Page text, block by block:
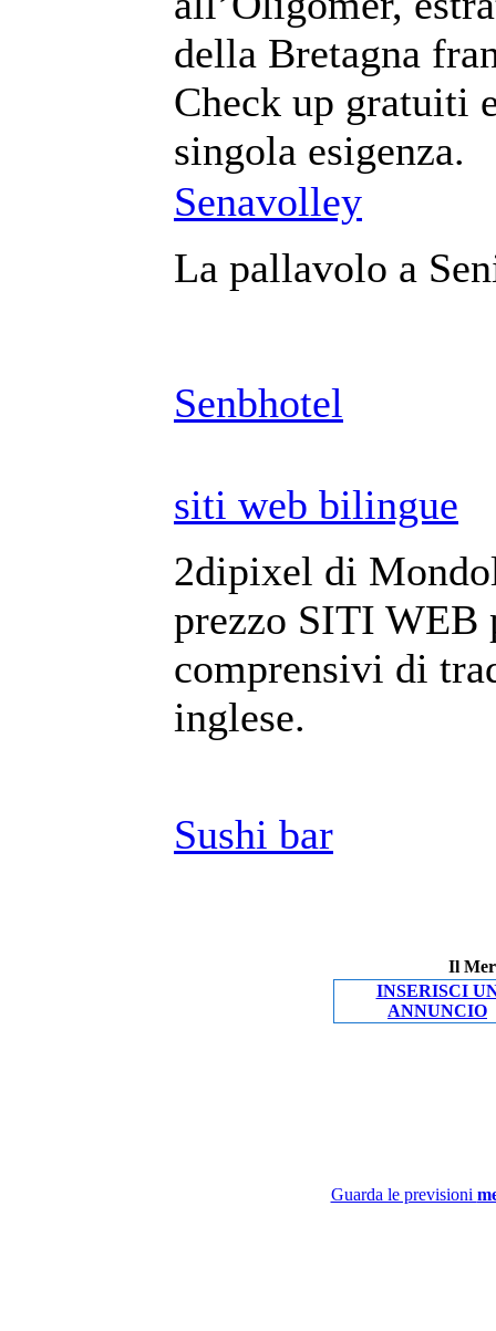
della Bretagna
Check up gratuiti
singola esigenza.
Senavolley
La pallavolo a
Senbhotel
siti web bilingue
2dipixel di
prezzo SITI WEB
comprensivi di
inglese.
Sushi bar
Il
INSERISCI
ANNUNCIO
Guarda le previsioni